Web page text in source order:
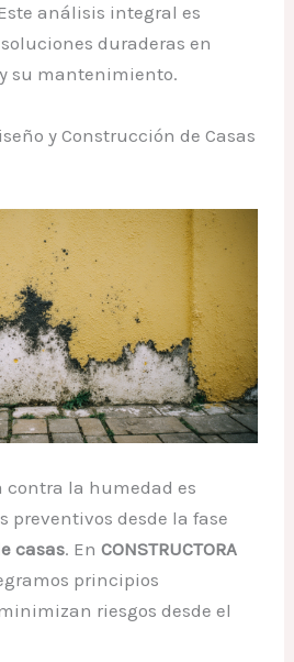
análisis integral es
duraderas en
y su mantenimiento.
y Construcción de Casas
contra la humedad es
preventivos desde la fase
casas. EnCONSTRUCTORA
principios
riesgos desde el